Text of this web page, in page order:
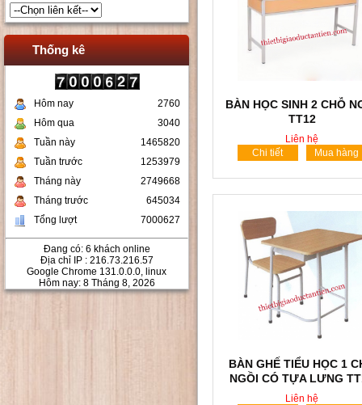
Thống kê
Hôm nay
2760
Hôm qua
3040
Tuần này
1465820
Tuần trước
1253979
Tháng này
2749668
Tháng trước
645034
Tổng lượt
7000627
Đang có: 6 khách online
Địa chỉ IP : 216.73.216.57
Google Chrome 131.0.0.0, linux
Hôm nay: 8 Tháng 8, 2026
BÀN HỌC SINH 2 CHỖ
TT12
Liên hệ
Chi tiết
Mua hàng
BÀN GHẾ TIỂU HỌC 1
NGỒI CÓ TỰA LƯNG
Liên hệ